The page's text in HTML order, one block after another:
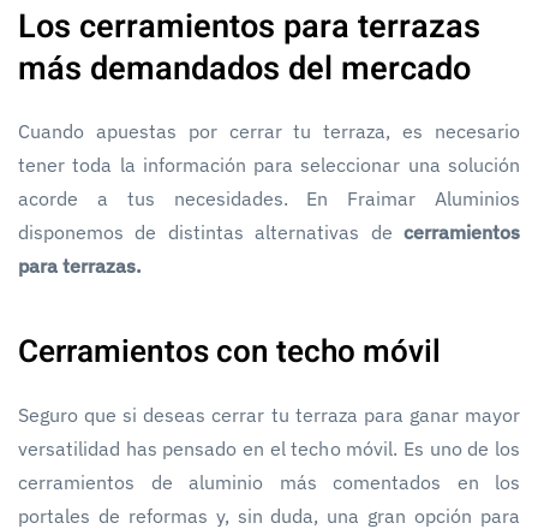
Los cerramientos para terrazas
más demandados del mercado
Cuando apuestas por cerrar tu terraza, es necesario
tener toda la información para seleccionar una solución
acorde a tus necesidades. En Fraimar Aluminios
disponemos de distintas alternativas de cerramientos
para terrazas.
Cerramientos con techo móvil
Seguro que si deseas cerrar tu terraza para ganar mayor
versatilidad has pensado en el techo móvil. Es uno de los
cerramientos de aluminio más comentados en los
portales de reformas y, sin duda, una gran opción para